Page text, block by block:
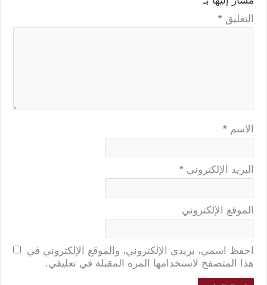
التعليق *
الاسم *
البريد الإلكتروني *
الموقع الإلكتروني
احفظ اسمي، بريدي الإلكتروني، والموقع الإلكتروني في
هذا المتصفح لاستخدامها المرة المقبلة في تعليقي.